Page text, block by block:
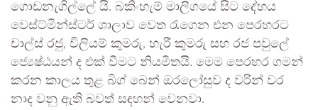
ගොඩනැගිල්ලේ යි. බකිංහැම් මාලිගයේ සිට දේහය
වෙස්ට්මින්ස්ටර් ශාලාව වෙත රැගෙන එන පෙරහරට
චාල්ස් රජු, විලියම් කුමරු, හැරී කුමරු සහ රජ පවුලේ
ජ්‍යෙෂ්ඨයන් ද එක් වීමට නියමිතයි. මෙම පෙරහර ගමන්
කරන කාලය තුළ බිග් බෙන් ඔරලෝසුව ද වරින් වර
නාද වනු ඇති බවත් සඳහන් වෙනවා.